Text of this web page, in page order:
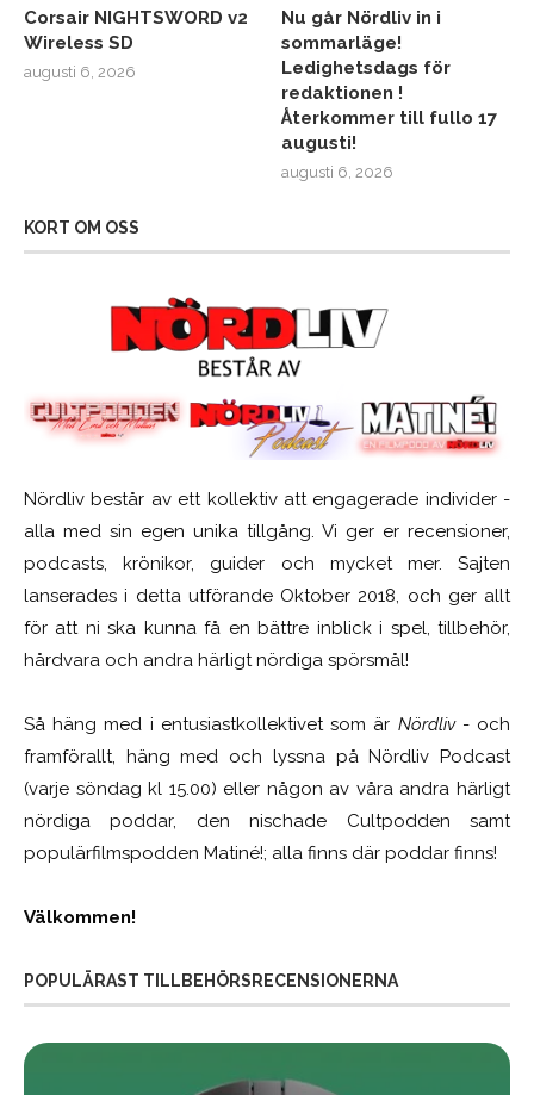
Corsair NIGHTSWORD v2
Wireless SD
augusti 6, 2026
Nu går Nördliv in i
sommarläge!
Ledighetsdags för
redaktionen !
Återkommer till fullo 17
augusti!
augusti 6, 2026
KORT OM OSS
Nördliv består av ett kollektiv att engagerade individer -
alla med sin egen unika tillgång. Vi ger er recensioner,
podcasts, krönikor, guider och mycket mer. Sajten
lanserades i detta utförande Oktober 2018, och ger allt
för att ni ska kunna få en bättre inblick i spel, tillbehör,
hårdvara och andra härligt nördiga spörsmål!
Så häng med i entusiastkollektivet som är Nördliv- och
framförallt, häng med och lyssna på Nördliv Podcast
(varje söndag kl 15.00) eller någon av våra andra härligt
nördiga poddar, den nischade Cultpodden samt
populärfilmspodden Matiné!; alla finns där poddar finns!
Välkommen!
POPULÄRAST TILLBEHÖRSRECENSIONERNA